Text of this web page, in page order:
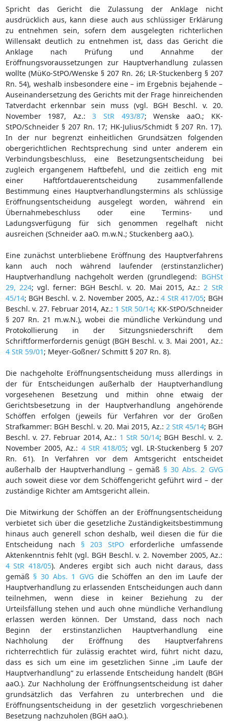
Spricht das Gericht die Zulassung der Anklage nicht
ausdrücklich aus, kann diese auch aus schlüssiger Erklärung
zu entnehmen sein, sofern dem ausgelegten richterlichen
Willensakt deutlich zu entnehmen ist, dass das Gericht die
Anklage nach Prüfung und Annahme der
Eröffnungsvoraussetzungen zur Hauptverhandlung zulassen
wollte (MüKo-StPO/Wenske § 207 Rn. 26; LR-Stuckenberg § 207
Rn. 54), weshalb insbesondere eine – im Ergebnis bejahende –
Auseinandersetzung des Gerichts mit der Frage hinreichenden
Tatverdacht erkennbar sein muss (vgl. BGH Beschl. v. 20.
November 1987, Az.:3 StR 493/87; Wenske aaO.; KK-
StPO/Schneider § 207 Rn. 17; HK-Julius/Schmidt § 207 Rn. 17).
In der nur begrenzt einheitlichen Grundsätzen folgenden
obergerichtlichen Rechtsprechung sind unter anderem ein
Verbindungsbeschluss, eine Besetzungsentscheidung bei
zugleich ergangenem Haftbefehl, und die zeitlich eng mit
einer Haftfortdauerentscheidung zusammenfallende
Bestimmung eines Hauptverhandlungstermins als schlüssige
Eröffnungsentscheidung ausgelegt worden, während ein
Übernahmebeschluss oder eine Termins- und
Ladungsverfügung für sich genommen regelhaft nicht
ausreichen (Schneider aaO. m.w.N.; Stuckenberg aaO.).
Eine zunächst unterbliebene Eröffnung des Hauptverfahrens
kann auch noch während laufender (erstinstanzlicher)
Hauptverhandlung nachgeholt werden (grundlegend: BGHSt
29, 224; vgl. ferner: BGH Beschl. v. 20. Mai 2015, Az.: 2 StR
45/14; BGH Beschl. v. 2. November 2005, Az.:4 StR 417/05; BGH
Beschl. v. 27. Februar 2014, Az.: 1 StR 50/14; KK-StPO/Schneider
§ 207 Rn. 21 m.w.N.), wobei die mündliche Verkündung und
Protokollierung in der Sitzungsniederschrift dem
Schriftformerfordernis genügt (BGH Beschl. v. 3. Mai 2001, Az.:
4 StR 59/01 ; Meyer-Goßner/ Schmitt § 207 Rn. 8).
Die nachgeholte Eröffnungsentscheidung muss allerdings in
der für Entscheidungen außerhalb der Hauptverhandlung
vorgesehenen Besetzung und mithin ohne etwaig der
Gerichtsbesetzung in der Hauptverhandlung angehörende
Schöffen erfolgen (jeweils für Verfahren vor der Großen
Strafkammer: BGH Beschl. v. 20. Mai 2015, Az.: 2 StR 45/14; BGH
Beschl. v. 27. Februar 2014, Az.: 1 StR 50/14; BGH Beschl. v. 2.
November 2005, Az.: 4 StR 418/05; vgl. LR-Stuckenberg § 207
Rn. 61). In Verfahren vor dem Amtsgericht entscheidet
außerhalb der Hauptverhandlung – gemäß § 30 Abs. 2 GVG
auch soweit diese vor dem Schöffengericht geführt wird – der
zuständige Richter am Amtsgericht allein.
Die Mitwirkung der Schöffen an der Eröffnungsentscheidung
verbietet sich über die gesetzliche Zuständigkeitsbestimmung
hinaus auch generell schon deshalb, weil diesen die für die
Entscheidung nach § 203 StPO erforderliche umfassende
Aktenkenntnis fehlt (vgl. BGH Beschl. v. 2. November 2005, Az.:
4 StR 418/05). Anderes ergibt sich auch nicht daraus, dass
gemäß § 30 Abs. 1 GVGdie Schöffen an den im Laufe der
Hauptverhandlung zu erlassenden Entscheidungen auch dann
teilnehmen, wenn diese in keiner Beziehung zu der
Urteilsfällung stehen und auch ohne mündliche Verhandlung
erlassen werden können. Der Umstand, dass noch nach
Beginn der erstinstanzlichen Hauptverhandlung eine
Nachholung der Eröffnung des Hauptverfahrens
richterrechtlich für zulässig erachtet wird, führt nicht dazu,
dass es sich um eine im gesetzlichen Sinne „im Laufe der
Hauptverhandlung“ zu erlassende Entscheidung handelt (BGH
aaO.). Zur Nachholung der Eröffnungsentscheidung ist daher
grundsätzlich das Verfahren zu unterbrechen und die
Eröffnungsentscheidung in der gesetzlich vorgeschriebenen
Besetzung nachzuholen (BGH aaO.).